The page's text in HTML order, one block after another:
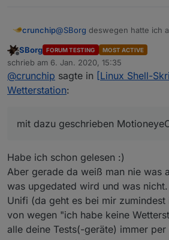
crunchip@SBorg deswegen hatte ich
was auf dem Raspi läuft.
weiss gar net, ob das dann
Offline
SBorg FORUM TESTING MOST ACTIVE
schrieb am 6. Jan. 2020, 15:35
zuletzt editiert von
@crunchip sagte in [Linux Shell-
Wetterstation:
mit dazu geschrieben
Habe ich schon gelesen :)
Aber gerade da weiß man nie was
was upgedated wird und was
Unifi (da geht es bei mir
von wegen "ich habe keine
alle deine Tests(-geräte) immer per